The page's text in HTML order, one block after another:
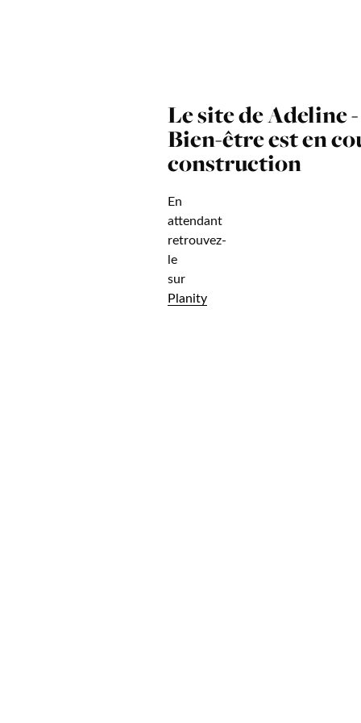
Le site de Adeline
Bien-être est en
construction
En
attendant
retrouvez-
le
sur
Planity